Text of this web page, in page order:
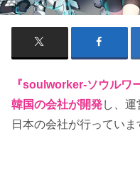
『soulworker-ソウルワ
韓国の会社が開発し、運
日本の会社が行っていま